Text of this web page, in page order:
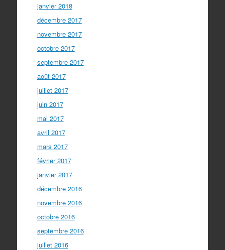
janvier 2018
décembre 2017
novembre 2017
octobre 2017
septembre 2017
août 2017
juillet 2017
juin 2017
mai 2017
avril 2017
mars 2017
février 2017
janvier 2017
décembre 2016
novembre 2016
octobre 2016
septembre 2016
juillet 2016